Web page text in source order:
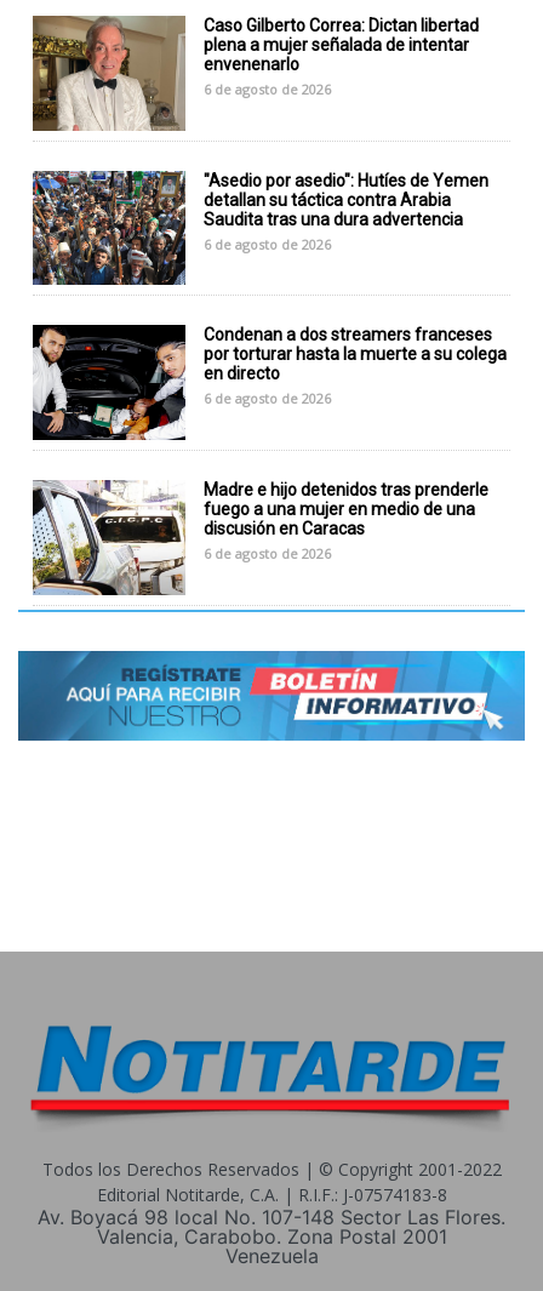
Caso Gilberto Correa: Dictan libertad
plena a mujer señalada de intentar
envenenarlo
6 de agosto de 2026
"Asedio por asedio": Hutíes de Yemen
detallan su táctica contra Arabia
Saudita tras una dura advertencia
6 de agosto de 2026
Condenan a dos streamers franceses
por torturar hasta la muerte a su colega
en directo
6 de agosto de 2026
Madre e hijo detenidos tras prenderle
fuego a una mujer en medio de una
discusión en Caracas
6 de agosto de 2026
Todos los Derechos Reservados | © Copyright 2001-2022
Editorial Notitarde, C.A. | R.I.F.: J-07574183-8
Av. Boyacá 98 local No. 107-148 Sector Las Flores.
Valencia, Carabobo. Zona Postal 2001
Venezuela